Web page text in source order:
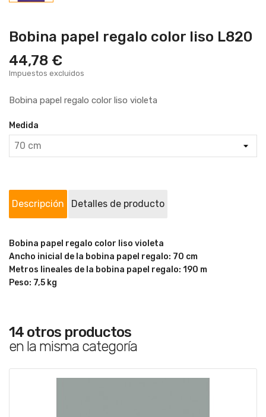
Bobina papel regalo color liso L820
44,78 €
Impuestos excluidos
Bobina papel regalo color liso violeta
Medida
Descripción Detalles de producto
Bobina papel regalo color liso violeta
Ancho inicial de la bobina papel regalo: 70 cm
Metros lineales de la bobina papel regalo: 190 m
Peso: 7,5 kg
14 otros productos
en la misma categoría